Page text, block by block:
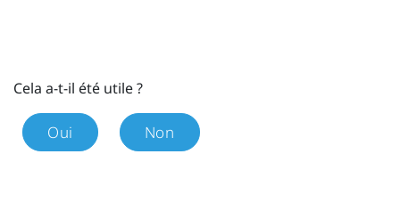
Cela a-t-il été utile ?
Oui Non